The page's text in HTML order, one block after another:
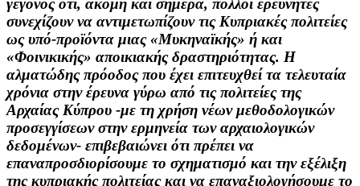
γεγονός ότι, ακόμη και σήμερα, πολλοί ερευνητές
συνεχίζουν να αντιμετωπίζουν τις Κυπριακές πολιτείες
ως υπό-προϊόντα μιας «Μυκηναϊκής» ή και
«Φοινικικής» αποικιακής δραστηριότητας. Η
αλματώδης πρόοδος που έχει επιτευχθεί τα τελευταία
χρόνια στην έρευνα γύρω από τις πολιτείες της
Αρχαίας Κύπρου -με τη χρήση νέων μεθοδολογικών
προσεγγίσεων στην ερμηνεία των αρχαιολογικών
δεδομένων- επιβεβαιώνει ότι πρέπει να
επαναπροσδιορίσουμε το σχηματισμό και την εξέλιξη
της κυπριακής πολιτείας και να επαναξιολογήσουμε το